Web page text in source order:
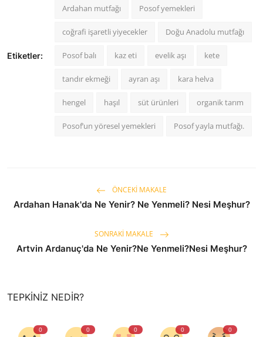
Etiketler:
Ardahan mutfağı Posof yemekleri
coğrafi işaretli yiyecekler Doğu Anadolu mutfağı
Posof balı kaz eti evelik aşı kete
tandır ekmeği ayran aşı kara helva
hengel haşıl süt ürünleri organik tarım
Posof’un yöresel yemekleri Posof yayla mutfağı.
ÖNCEKI MAKALE
Ardahan Hanak'da Ne Yenir? Ne Yenmeli? Nesi Meşhur?
SONRAKI MAKALE
Artvin Ardanuç'da Ne Yenir?Ne Yenmeli?Nesi Meşhur?
TEPKINIZ NEDIR?
0 0 0 0 0